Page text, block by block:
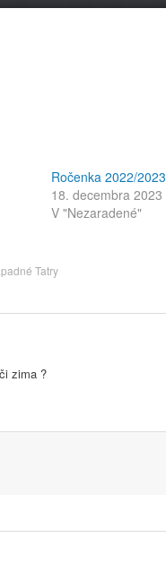
Ročenka 2022/2023
18. decembra 2023
V "Nezaradené"
Tatry
zima ?